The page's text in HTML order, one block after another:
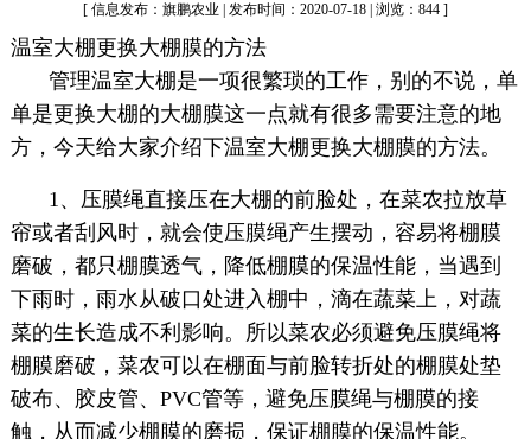
[ 信息发布：旗鹏农业 | 发布时间：2020-07-18 | 浏览：844 ]
温室大棚更换大棚膜的方法
管理温室大棚是一项很繁琐的工作，别的不说，单
单是更换大棚的大棚膜这一点就有很多需要注意的地
方，今天给大家介绍下温室大棚更换大棚膜的方法。
1、压膜绳直接压在大棚的前脸处，在菜农拉放草
帘或者刮风时，就会使压膜绳产生摆动，容易将棚膜
磨破，都只棚膜透气，降低棚膜的保温性能，当遇到
下雨时，雨水从破口处进入棚中，滴在蔬菜上，对蔬
菜的生长造成不利影响。所以菜农必须避免压膜绳将
棚膜磨破，菜农可以在棚面与前脸转折处的棚膜处垫
破布、胶皮管、PVC管等，避免压膜绳与棚膜的接
触，从而减少棚膜的磨损，保证棚膜的保温性能。